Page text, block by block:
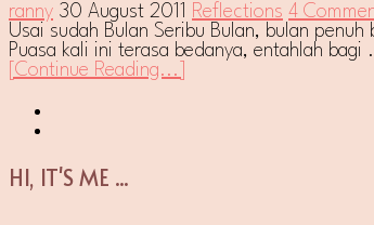
ranny 30 August 2011 Reflections 4
Usai sudah Bulan Seribu Bulan, bulan
Puasa kali ini terasa bedanya, entahlah bagi
[Continue Reading...]
HI, IT'S ME ...